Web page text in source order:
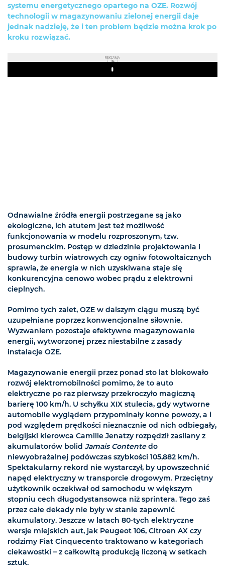
systemu energetycznego opartego na OZE. Rozwój
technologii w magazynowaniu zielonej energii daje
jednak nadzieję, że i ten problem będzie można krok po
kroku rozwiązać.
REKLAMA
Play
Odnawialne źródła energii postrzegane są jako
ekologiczne, ich atutem jest też możliwość
funkcjonowania w modelu rozproszonym, tzw.
prosumenckim. Postęp w dziedzinie projektowania i
budowy turbin wiatrowych czy ogniw fotowoltaicznych
sprawia, że energia w nich uzyskiwana staje się
konkurencyjna cenowo wobec prądu z elektrowni
cieplnych.
Pomimo tych zalet, OZE w dalszym ciągu muszą być
uzupełniane poprzez konwencjonalne siłownie.
Wyzwaniem pozostaje efektywne magazynowanie
energii, wytworzonej przez niestabilne z zasady
instalacje OZE.
Magazynowanie energii przez ponad sto lat blokowało
rozwój elektromobilności pomimo, że to auto
elektryczne po raz pierwszy przekroczyło magiczną
barierę 100 km/h. U schyłku XIX stulecia, gdy wytworne
automobile wyglądem przypominały konne powozy, a i
pod względem prędkości nieznacznie od nich odbiegały,
belgijski kierowca Camille Jenatzy rozpędził zasilany z
akumulatorów bolid Jamais Contentedo
niewyobrażalnej podówczas szybkości 105,882 km/h.
Spektakularny rekord nie wystarczył, by upowszechnić
napęd elektryczny w transporcie drogowym. Przeciętny
użytkownik oczekiwał od samochodu w większym
stopniu cech długodystansowca niż sprintera. Tego zaś
przez całe dekady nie były w stanie zapewnić
akumulatory. Jeszcze w latach 80-tych elektryczne
wersje miejskich aut, jak Peugeot 106, Citroen AX czy
rodzimy Fiat Cinquecento traktowano w kategoriach
ciekawostki – z całkowitą produkcją liczoną w setkach
sztuk.